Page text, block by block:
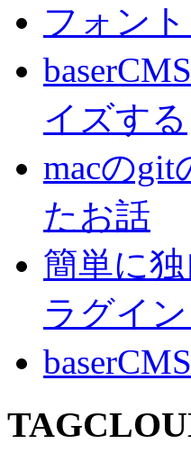
フォン
イズする
macの
たお話
簡単に
ラグイ